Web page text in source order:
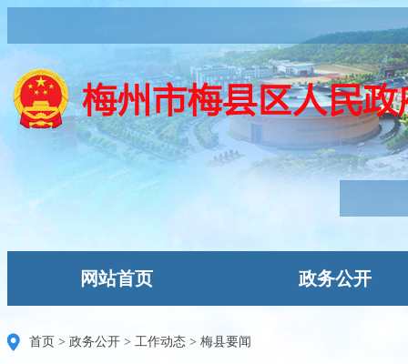
网站首页 政务公开
首页 > 政务公开 > 工作动态 > 梅县要闻